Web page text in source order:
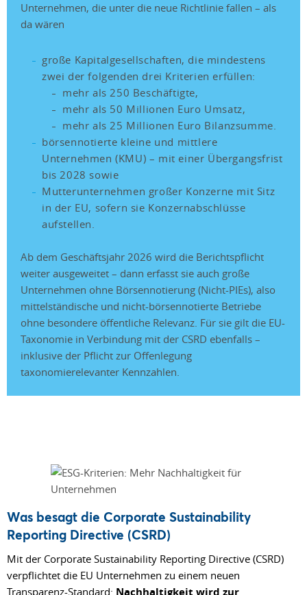
Unternehmen, die unter die neue Richtlinie fallen – als
da wären
große Kapitalgesellschaften, die mindestens
zwei der folgenden drei Kriterien erfüllen:
mehr als 250 Beschäftigte,
mehr als 50 Millionen Euro Umsatz,
mehr als 25 Millionen Euro Bilanzsumme.
börsennotierte kleine und mittlere
Unternehmen (KMU) – mit einer Übergangsfrist
bis 2028 sowie
Mutterunternehmen großer Konzerne mit Sitz
in der EU, sofern sie Konzernabschlüsse
aufstellen.
Ab dem Geschäftsjahr 2026 wird die Berichtspflicht
weiter ausgeweitet – dann erfasst sie auch große
Unternehmen ohne Börsennotierung (Nicht-PIEs), also
mittelständische und nicht-börsennotierte Betriebe
ohne besondere öffentliche Relevanz. Für sie gilt die EU-
Taxonomie in Verbindung mit der CSRD ebenfalls –
inklusive der Pflicht zur Offenlegung
taxonomierelevanter Kennzahlen.
Was besagt die Corporate Sustainability
Reporting Directive (CSRD)
Mit der Corporate Sustainability Reporting Directive (CSRD)
verpflichtet die EU Unternehmen zu einem neuen
Transparenz-Standard: Nachhaltigkeit wird zur